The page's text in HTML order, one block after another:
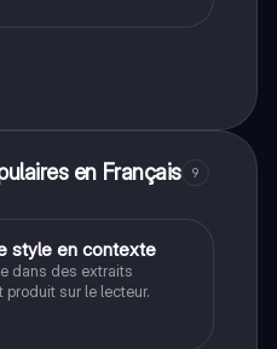
en Français 9
style en contexte
dans des extraits
sur le lecteur.